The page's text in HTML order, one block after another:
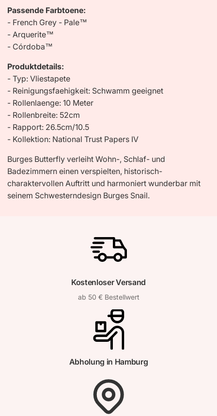
Passende Farbtoene:
- French Grey - Pale™
- Arquerite™
- Córdoba™
Produktdetails:
- Typ: Vliestapete
- Reinigungsfaehigkeit: Schwamm geeignet
- Rollenlaenge: 10 Meter
- Rollenbreite: 52cm
- Rapport: 26.5cm/10.5
- Kollektion: National Trust Papers IV
Burges Butterfly verleiht Wohn-, Schlaf- und
Badezimmern einen verspielten, historisch-
charaktervollen Auftritt und harmoniert wunderbar mit
seinem Schwesterndesign Burges Snail.
Kostenloser Versand
ab 50 € Bestellwert
Abholung in Hamburg